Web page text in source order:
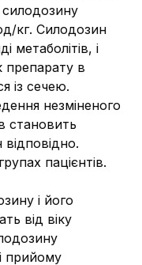
силодозину
кг. Силодозин
метаболітів, і
препарату в
із сечею.
незміненого
становить
пацієнтів.
і його
від віку
прийому